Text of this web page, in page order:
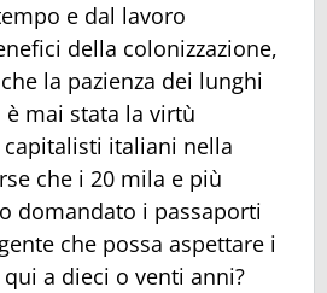
e dal lavoro
della colonizzazione,
la pazienza dei lunghi
mai stata la virtù
italiani nella
che i 20 mila e più
domandato i passaporti
che possa aspettare i
a dieci o venti anni?